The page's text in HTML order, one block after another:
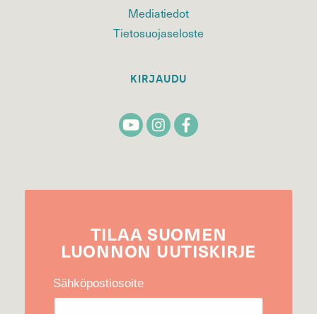
Mediatiedot
Tietosuojaseloste
KIRJAUDU
TILAA SUOMEN
LUONNON UUTIS­KIRJE
Sähköpostiosoite